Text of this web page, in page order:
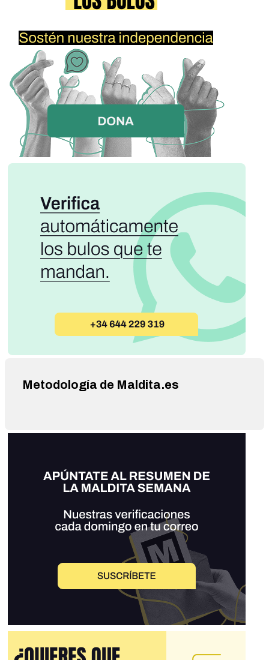
Metodología de Maldita.es